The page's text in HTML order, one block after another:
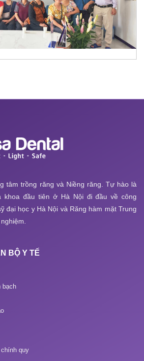
tâm trồng răng và Niềng răng. Tự hào là
khoa đầu tiên ở Hà Nội đi đầu về công
đại học y Hà Nội và Răng hàm mặt Trung
BỘ Y TẾ
bạch
quy